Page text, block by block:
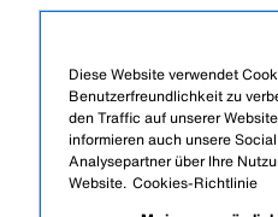
Diese Website verwendet
Benutzerfreundlichkeit zu
den Traffic auf unserer
informieren auch unsere
Analysepartner über Ihre
Website. Cookies-Richtlinie